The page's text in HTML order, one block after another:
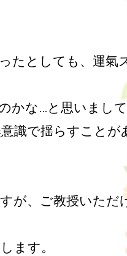
たとしても、運氣
かな…と思いまし
識で揺らすことが
が、ご教授いただ
ます。